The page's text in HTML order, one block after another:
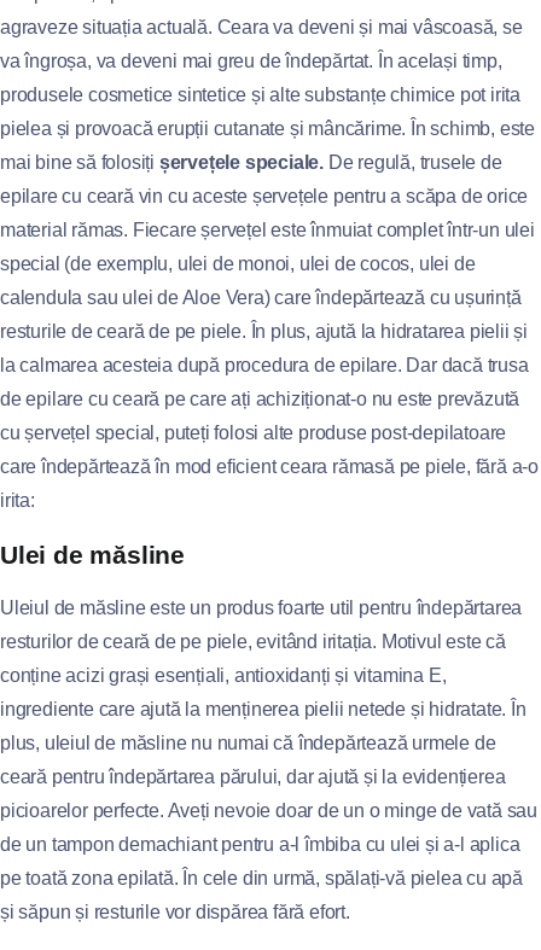
agraveze situația actuală. Ceara va deveni și mai vâscoasă, se
va îngroșa, va deveni mai greu de îndepărtat. În același timp,
produsele cosmetice sintetice și alte substanțe chimice pot irita
pielea și provoacă erupții cutanate și mâncărime. În schimb, este
mai bine să folosiți șervețele speciale. De regulă, trusele de
epilare cu ceară vin cu aceste șervețele pentru a scăpa de orice
material rămas. Fiecare șervețel este înmuiat complet într-un ulei
special (de exemplu, ulei de monoi, ulei de cocos, ulei de
calendula sau ulei de Aloe Vera) care îndepărtează cu ușurință
resturile de ceară de pe piele. În plus, ajută la hidratarea pielii și
la calmarea acesteia după procedura de epilare. Dar dacă trusa
de epilare cu ceară pe care ați achiziționat-o nu este prevăzută
cu șervețel special, puteți folosi alte produse post-depilatoare
care îndepărtează în mod eficient ceara rămasă pe piele, fără a-o
irita:
Ulei de măsline
Uleiul de măsline este un produs foarte util pentru îndepărtarea
resturilor de ceară de pe piele, evitând iritația. Motivul este că
conține acizi grași esențiali, antioxidanți și vitamina E,
ingrediente care ajută la menținerea pielii netede și hidratate. În
plus, uleiul de măsline nu numai că îndepărtează urmele de
ceară pentru îndepărtarea părului, dar ajută și la evidențierea
picioarelor perfecte. Aveți nevoie doar de un o minge de vată sau
de un tampon demachiant pentru a-l îmbiba cu ulei și a-l aplica
pe toată zona epilată. În cele din urmă, spălați-vă pielea cu apă
și săpun și resturile vor dispărea fără efort.